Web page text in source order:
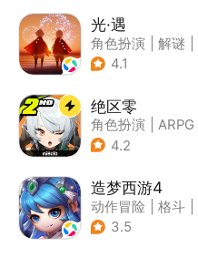
光·遇
角色扮演 解谜
| 开放世界
4.1
绝区零
角色扮演
ARPG
| 冒险
4.2
造梦西游4
动作冒险 格斗
| 横版过关
3.5